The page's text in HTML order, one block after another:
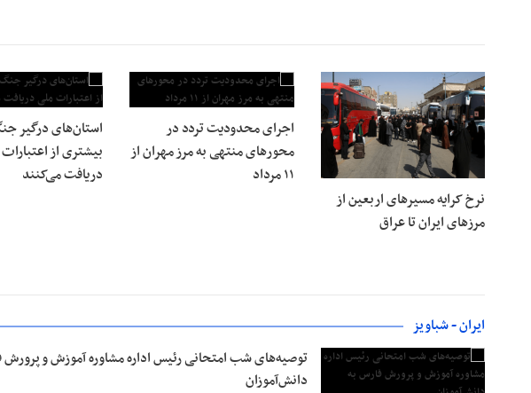
۰۲ مرداد ۱۴۰۵
نرخ کرایه مسیرهای اربعین از
مرزهای ایران تا عراق
اجرای محدودیت تردد در
محورهای منتهی به مرز مهران از
۱۱ مرداد
استان‌های درگیر
بیشتری از
دریافت می‌کنند
ایران - شباویز
توصیه‌های شب امتحانی رئیس اداره مشاوره آموزش و پرورش
دانش‌آموزان